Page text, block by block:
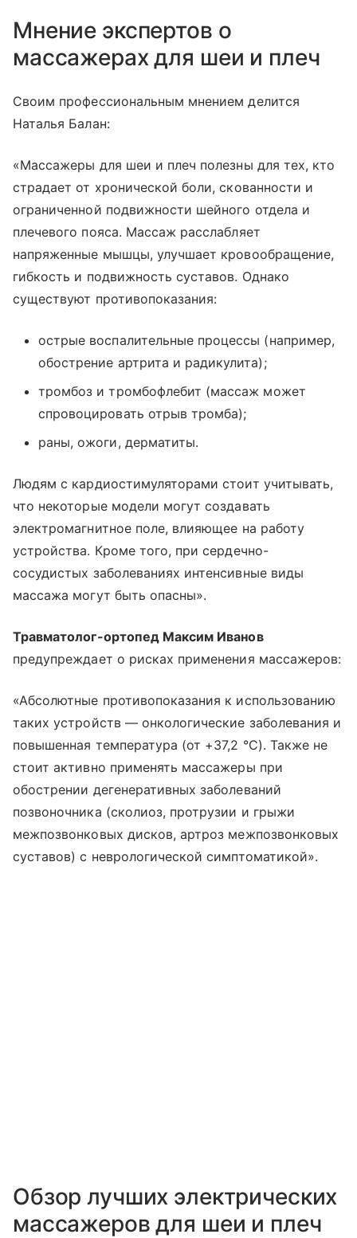
Мнение экспертов о
массажерах для шеи и плеч
Своим профессиональным мнением делится
Наталья Балан:
«Массажеры для шеи и плеч полезны для тех, кто
страдает от хронической боли, скованности и
ограниченной подвижности шейного отдела и
плечевого пояса. Массаж расслабляет
напряженные мышцы, улучшает кровообращение,
гибкость и подвижность суставов. Однако
существуют противопоказания:
острые воспалительные процессы (например,
обострение артрита и радикулита);
тромбоз и тромбофлебит (массаж может
спровоцировать отрыв тромба);
раны, ожоги, дерматиты.
Людям с кардиостимуляторами стоит учитывать,
что некоторые модели могут создавать
электромагнитное поле, влияющее на работу
устройства. Кроме того, при сердечно-
сосудистых заболеваниях интенсивные виды
массажа могут быть опасны».
Травматолог-ортопед Максим Иванов
предупреждает о рисках применения массажеров:
«Абсолютные противопоказания к использованию
таких устройств — онкологические заболевания и
повышенная температура (от +37,2 °C). Также не
стоит активно применять массажеры при
обострении дегенеративных заболеваний
позвоночника (сколиоз, протрузии и грыжи
межпозвонковых дисков, артроз межпозвонковых
суставов) с неврологической симптоматикой».
Обзор лучших электрических
массажеров для шеи и плеч